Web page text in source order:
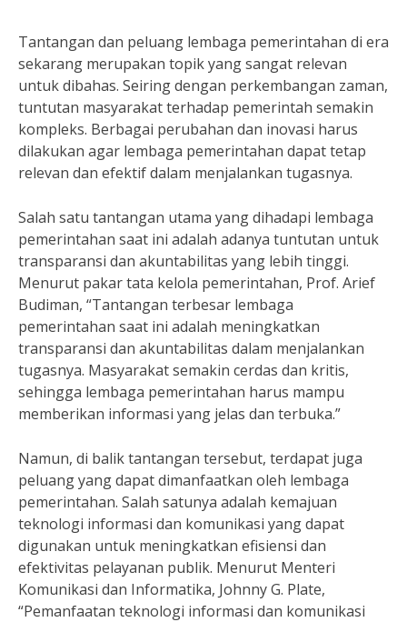
Tantangan dan peluang lembaga pemerintahan di era
sekarang merupakan topik yang sangat relevan
untuk dibahas. Seiring dengan perkembangan zaman,
tuntutan masyarakat terhadap pemerintah semakin
kompleks. Berbagai perubahan dan inovasi harus
dilakukan agar lembaga pemerintahan dapat tetap
relevan dan efektif dalam menjalankan tugasnya.
Salah satu tantangan utama yang dihadapi lembaga
pemerintahan saat ini adalah adanya tuntutan untuk
transparansi dan akuntabilitas yang lebih tinggi.
Menurut pakar tata kelola pemerintahan, Prof. Arief
Budiman, “Tantangan terbesar lembaga
pemerintahan saat ini adalah meningkatkan
transparansi dan akuntabilitas dalam menjalankan
tugasnya. Masyarakat semakin cerdas dan kritis,
sehingga lembaga pemerintahan harus mampu
memberikan informasi yang jelas dan terbuka.”
Namun, di balik tantangan tersebut, terdapat juga
peluang yang dapat dimanfaatkan oleh lembaga
pemerintahan. Salah satunya adalah kemajuan
teknologi informasi dan komunikasi yang dapat
digunakan untuk meningkatkan efisiensi dan
efektivitas pelayanan publik. Menurut Menteri
Komunikasi dan Informatika, Johnny G. Plate,
“Pemanfaatan teknologi informasi dan komunikasi